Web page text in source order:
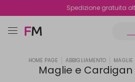
Reso facile e
Spedizione gratuita
HOME PAGE ABBIGLIAMENTO MAGLIE
Maglie e